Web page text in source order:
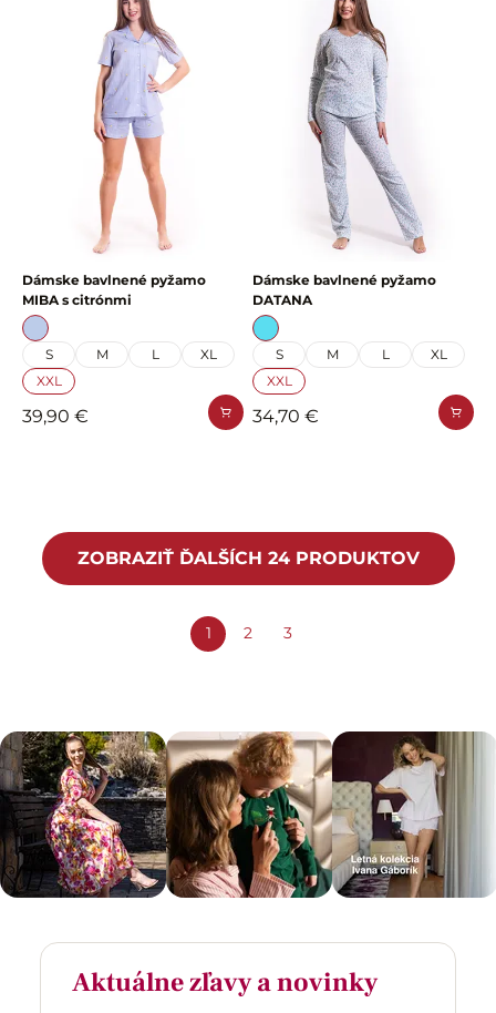
Dámske bavlnené pyžamo
MIBA s citrónmi
S M L
XL
XXL
39,90 €
Dámske bavlnené pyžamo
DATANA
S M L
XL
XXL
34,70 €
ZOBRAZIŤ ĎALŠÍCH 24 PRODUKTOV
1 2 3
Aktuálne zľavy a novinky